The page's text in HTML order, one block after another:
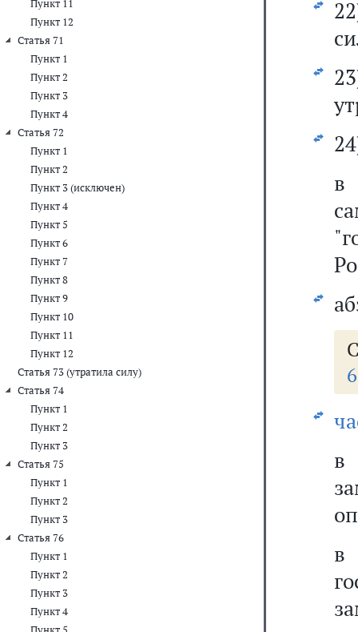
Пункт 11
Пункт 12
Статья 71
Пункт 1
Пункт 2
Пункт 3
Пункт 4
Статья 72
Пункт 1
Пункт 2
Пункт 3 (исключен)
Пункт 4
Пункт 5
Пункт 6
Пункт 7
Пункт 8
Пункт 9
Пункт 10
Пункт 11
Пункт 12
Статья 73 (утратила силу)
Статья 74
Пункт 1
Пункт 2
Пункт 3
Статья 75
Пункт 1
Пункт 2
Пункт 3
Статья 76
Пункт 1
Пункт 2
Пункт 3
Пункт 4